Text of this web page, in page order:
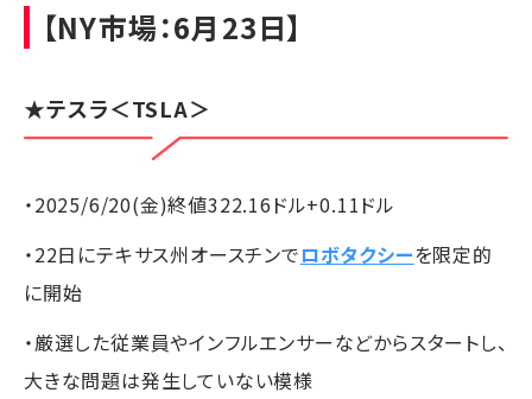
【NY市場：6月23日】
★テスラ＜TSLA＞
・2025/6/20(金)終値322.16ドル+0.11ドル
・22日にテキサス州オースチンでロボタクシーを限定的
に開始
・厳選した従業員やインフルエンサーなどからスタートし、
大きな問題は発生していない模様